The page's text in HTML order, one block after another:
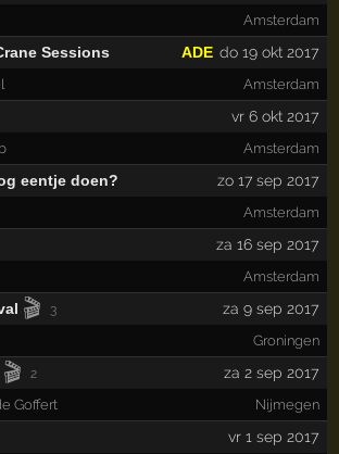
Amsterdam
Sessions do 19 okt 2017
ADE
Amsterdam
vr 6 okt 2017
Amsterdam
eentje doen? zo 17 sep 2017
Amsterdam
za 16 sep 2017
Amsterdam
🎬 3 za 9 sep 2017
Groningen
🎬 2 za 2 sep 2017
Goffert Nijmegen
vr 1 sep 2017